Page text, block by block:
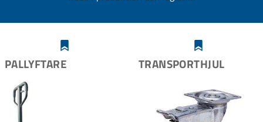
PALLYFTARE TRANSPORTHJUL